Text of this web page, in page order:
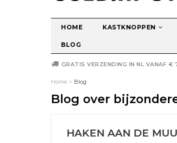
HOME KASTKNOPPEN
BLOG
GRATIS VERZENDING IN NL VANAF €
Home Blog
Blog over
HAKEN AAN DE